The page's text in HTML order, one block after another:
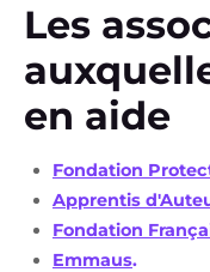
Les
en aide
Fondation
Apprentis
Fondation
Emmaus.